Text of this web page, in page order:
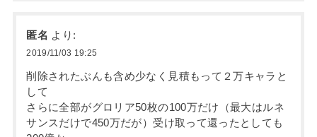
匿名 より:
2019/11/03 19:25
削除されたぶんも含め少なく見積もって２万キャラと
して
さらに全部がグロリア50枚の100万だけ（最大はルネ
サンスだけで450万だが）受け取って還ったとしても